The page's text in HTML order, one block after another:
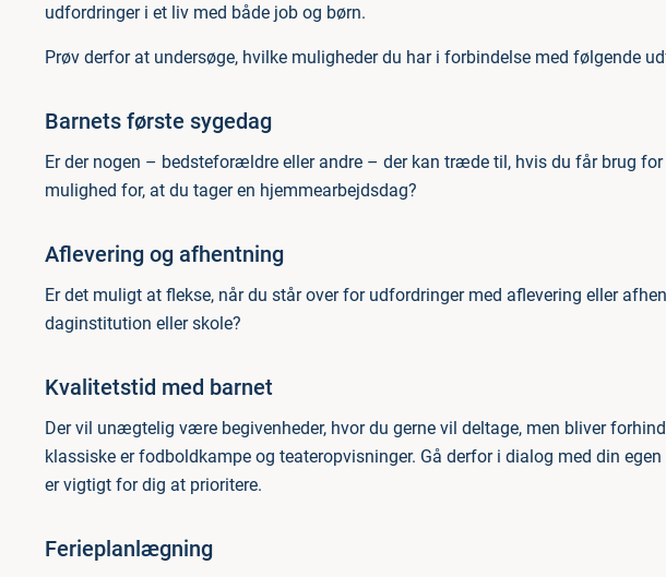
udfordringer i et liv med både job og børn.
Prøv derfor at undersøge, hvilke muligheder du har i forbindelse med følgende
Barnets første sygedag
Er der nogen – bedsteforældre eller andre – der kan træde til, hvis du får brug for
mulighed for, at du tager en hjemmearbejdsdag?
Aflevering og afhentning
Er det muligt at flekse, når du står over for udfordringer med aflevering eller
daginstitution eller skole?
Kvalitetstid med barnet
Der vil unægtelig være begivenheder, hvor du gerne vil deltage, men bliver
klassiske er fodboldkampe og teateropvisninger. Gå derfor i dialog med din egen
er vigtigt for dig at prioritere.
Ferieplanlægning